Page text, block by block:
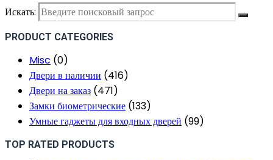
Искать:
PRODUCT CATEGORIES
Misc (0)
Двери в наличии (416)
Двери на заказ (471)
Замки биометрические (133)
Умные гаджеты для входных дверей (99)
TOP RATED PRODUCTS